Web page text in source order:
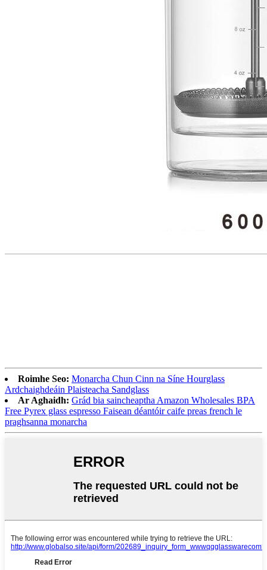
Roimhe Seo: Monarcha Chun Cinn na Síne Hourglass
Ardchaighdeáin Plaisteacha Sandglass
Ar Aghaidh: Grád bia saincheaptha Amazon Wholesales BPA
Free Pyrex glass espresso Faisean déantóir caife preas french le
praghsanna monarcha